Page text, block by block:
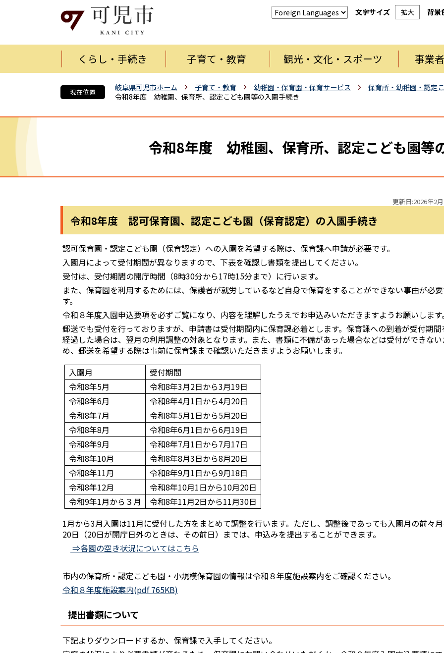
文字サイズ 拡大 背景
くらし・手続き 子育て・教育 観光・文化・スポーツ 事業
現在位置 岐阜県可児市ホーム 子育て・教育 幼稚園・保育園・保育サービス
保育所・幼稚園・認定
令和8年度 幼稚園、保育所、認定こども園等の入園手続き
令和8年度 幼稚園、保育所、認定こども園等
更新日:2026年2
令和8年度 認可保育園、認定こども園（保育認定）の入園手続き
認可保育園・認定こども園（保育認定）への入園を希望する際は、保育課へ申請が必要です。
入園月によって受付期間が異なりますので、下表を確認し書類を提出してください。
受付は、受付期間の開庁時間（8時30分から17時15分まで）に行います。
また、保育園を利用するためには、保護者が就労しているなど自身で保育をすることができない事由が必
す。
令和８年度入園申込要項を必ずご覧になり、内容を理解したうえでお申込みいただきますようお願いします
郵送でも受付を行っておりますが、申請書は受付期間内に保育課必着とします。保育課への到着が受付期間
経過した場合は、翌月の利用調整の対象となります。また、書類に不備があった場合などは受付ができな
め、郵送を希望する際は事前に保育課まで確認いただきますようお願いします。
入園月
受付期間
令和8年5月
令和8年3月2日から3月19日
令和8年6月
令和8年4月1日から4月20日
令和8年7月
令和8年5月1日から5月20日
令和8年8月
令和8年6月1日から6月19日
令和8年9月
令和8年7月1日から7月17日
令和8年10月
令和8年8月3日から8月20日
令和8年11月
令和8年9月1日から9月18日
令和8年12月
令和8年10月1日から10月20日
令和9年1月から３月
令和8年11月2日から11月30日
1月から3月入園は11月に受付した方をまとめて調整を行います。ただし、調整後であっても入園月の前々
20日（20日が開庁日外のときは、その前日）までは、申込みを提出することができます。
⇒各園の空き状況についてはこちら
市内の保育所・認定こども園・小規模保育園の情報は令和８年度施設案内をご確認ください。
令和８年度施設案内(pdf 765KB)
提出書類について
下記よりダウンロードするか、保育課で入手してください。